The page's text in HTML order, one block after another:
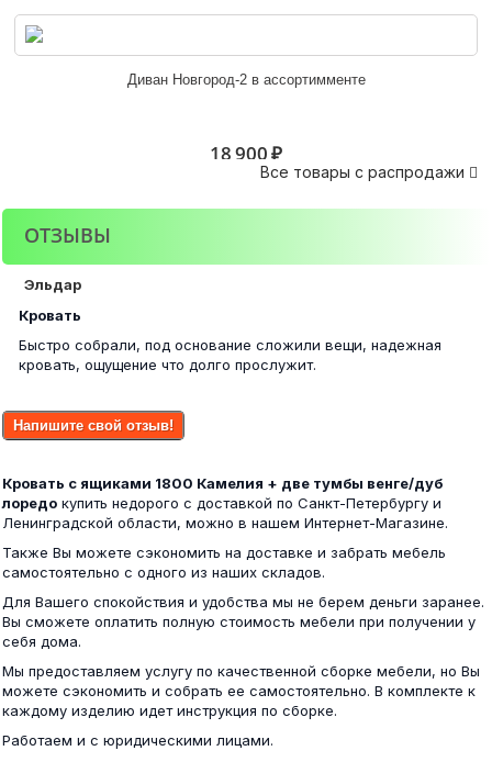
Юнона Кровать 1,6 с основанием венге/дуб
КР 552 Бася ЛДСП кровать с прикр.бл...
18 400 ₽
5 900 ₽
Диван Новгород-2 в ассортимменте
18 900 ₽
17 700 ₽
Диван Петербург 39 Алый
21 000 ₽
Пенал Гармония ПН 601 М шимо
6 600 ₽
Все товары с распродажи 
ОТЗЫВЫ
Эльдар
Кровать
Быстро собрали, под основание сложили вещи, надежная
кровать, ощущение что долго прослужит.
Напишите свой отзыв!
Кровать с ящиками 1800 Камелия + две тумбы венге/дуб
лоредо купить недорого с доставкой по Санкт-Петербургу и
Ленинградской области, можно в нашем Интернет-Магазине.
Также Вы можете сэкономить на доставке и забрать мебель
самостоятельно с одного из наших складов.
Для Вашего спокойствия и удобства мы не берем деньги заранее.
Вы сможете оплатить полную стоимость мебели при получении у
себя дома.
Мы предоставляем услугу по качественной сборке мебели, но Вы
можете сэкономить и собрать ее самостоятельно. В комплекте к
каждому изделию идет инструкция по сборке.
Работаем и с юридическими лицами.